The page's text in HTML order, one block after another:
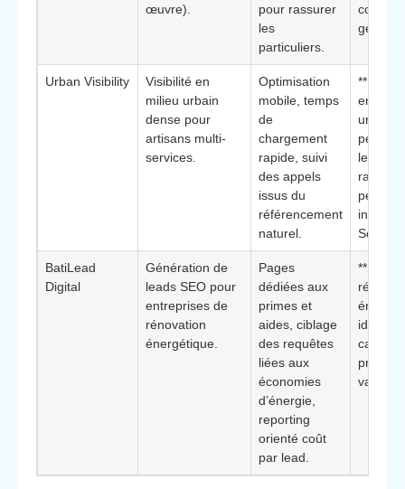
œuvre).
pour rassurer
les
particuliers.
Urban Visibility
Visibilité en
milieu urbain
dense pour
artisans multi-
services.
Optimisation
mobile, temps
de
chargement
rapide, suivi
des appels
issus du
référencement
naturel.
**Forte
en
les
rapides
petites
BatiLead
Digital
Génération de
leads SEO pour
entreprises de
rénovation
énergétique.
Pages
dédiées aux
primes et
aides, ciblage
des requêtes
liées aux
économies
d’énergie,
reporting
orienté coût
par lead.
idéale
capter
projets
valeur